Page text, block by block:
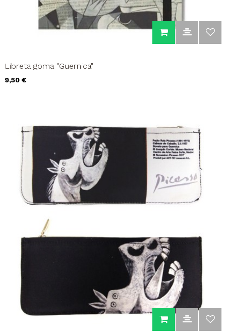
Libreta goma "Guernica"
Precio
9,50 €